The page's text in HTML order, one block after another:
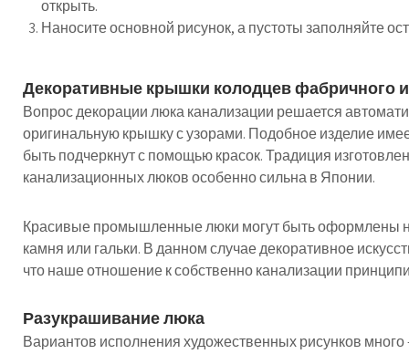
открыть.
Наносите основной рисунок, а пустоты заполняйте
Декоративные крышки колодцев фабричного
Вопрос декорации люка канализации решается
оригинальную крышку с узорами. Подобное изделие
быть подчеркнут с помощью красок. Традиция
канализационных люков особенно сильна в Японии.
Красивые промышленные люки могут быть оформлены
камня или гальки. В данном случае декоративное
что наше отношение к собственно канализации
Разукрашивание люка
Вариантов исполнения художественных рисунков